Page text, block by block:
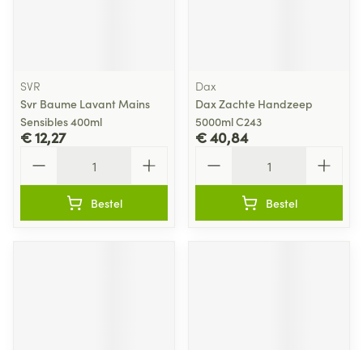
SVR
Svr Baume Lavant Mains
Sensibles 400ml
€ 12,27
Bestel
Dax
Dax Zachte Handzeep
5000ml C243
€ 40,84
Bestel